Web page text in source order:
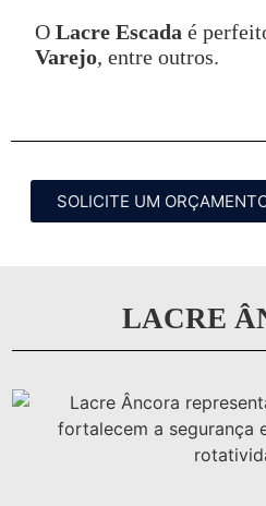
O Lacre Escada é
Varejo, entre outros.
SOLICITE UM
LACRE